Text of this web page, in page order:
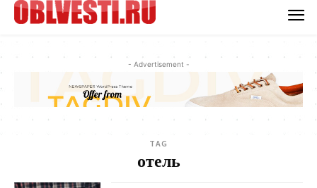
- Advertisement -
TAG
отель